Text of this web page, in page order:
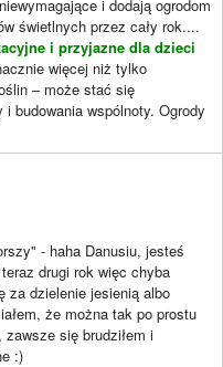
i dodają ogrodom
świetlnych przez cały rok....
i przyjazne dla dzieci
więcej niż tylko
– może stać się
budowania wspólnoty. Ogrody
- haha Danusiu, jesteś
drugi rok więc chyba
za dzielenie jesienią albo
że można tak po prostu
się brudziłem i
:)